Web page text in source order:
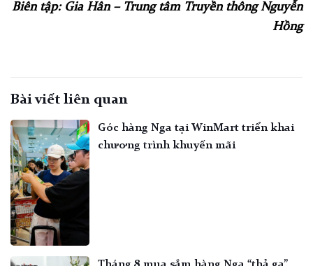
Biên tập: Gia Hân – Trung tâm Truyền thông Nguyễn
Hồng
Bài viết liên quan
Góc hàng Nga tại WinMart triển khai
chương trình khuyến mãi